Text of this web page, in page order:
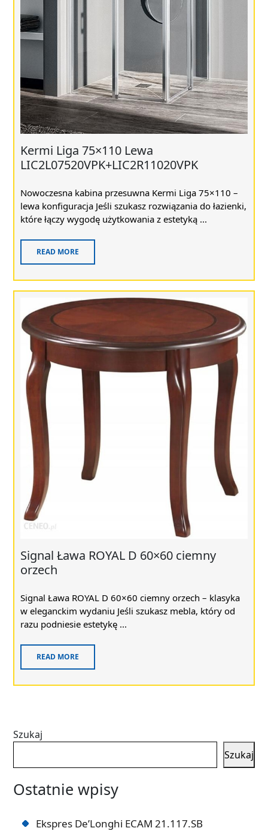
Kermi Liga 75×110 Lewa
LIC2L07520VPK+LIC2R11020VPK
Nowoczesna kabina przesuwna Kermi Liga 75×110 –
lewa konfiguracja Jeśli szukasz rozwiązania do łazienki,
które łączy wygodę użytkowania z estetyką ...
READ MORE
Signal Ława ROYAL D 60×60 ciemny
orzech
Signal Ława ROYAL D 60×60 ciemny orzech – klasyka
w eleganckim wydaniu Jeśli szukasz mebla, który od
razu podniesie estetykę ...
READ MORE
Szukaj
Szukaj
Ostatnie wpisy
Ekspres De’Longhi ECAM 21.117.SB